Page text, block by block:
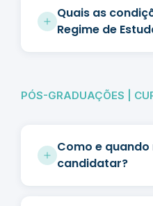
Quais as
Regime de
PÓS-GRADUAÇÕES |
Como e quando
candidatar?